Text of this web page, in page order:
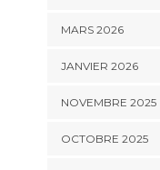
MARS 2026
JANVIER 2026
NOVEMBRE 2025
OCTOBRE 2025